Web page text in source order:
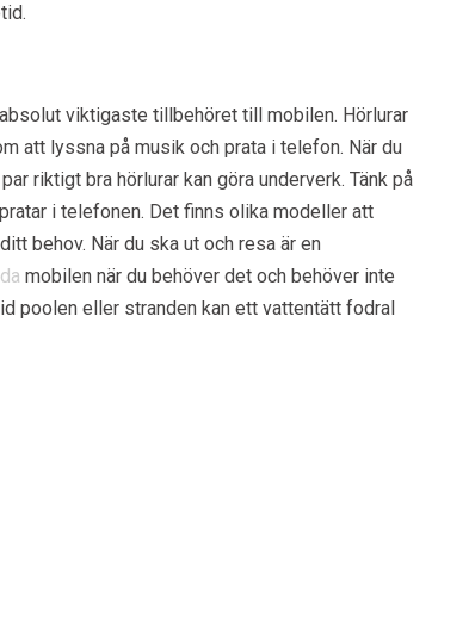
viktigaste tillbehöret till mobilen. Hörlurar
att lyssna på musik och prata i telefon. När du
riktigt bra hörlurar kan göra underverk. Tänk på
i telefonen. Det finns olika modeller att
behov. När du ska ut och resa är en
mobilen när du behöver det och behöver inte
poolen eller stranden kan ett vattentätt fodral